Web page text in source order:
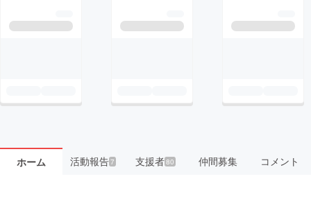
ホーム 活動報告7 支援者80 仲間募集 コメント